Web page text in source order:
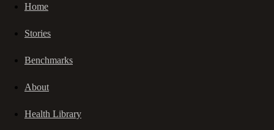
Home
Stories
Benchmarks
About
Health Library